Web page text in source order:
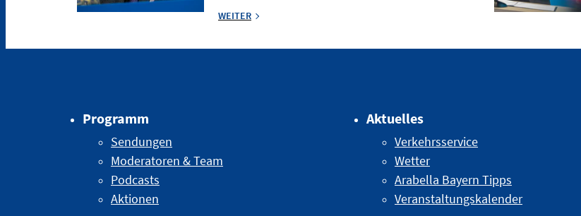
WEITER
Programm
Sendungen
Moderatoren & Team
Podcasts
Aktionen
Aktuelles
Verkehrsservice
Wetter
Arabella Bayern Tipps
Veranstaltungskalender